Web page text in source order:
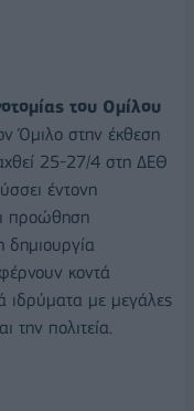
του Ομίλου
Όμιλο στην έκθεση
25-27/4 στη ΔΕΘ
έντονη
προώθηση
δημιουργία
κοντά
ιδρύματα με μεγάλες
την πολιτεία.